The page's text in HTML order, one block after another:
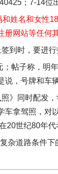
；7-14位
姓名和女性
网站等任
到时，要进
；帖子称，明
，号牌和
》同时配发
拿驾照，
世纪80年
杂道路条件